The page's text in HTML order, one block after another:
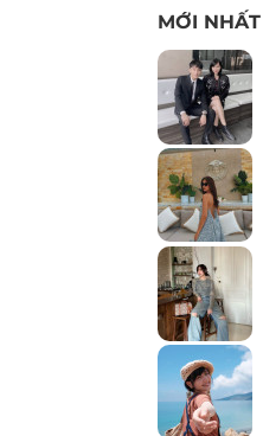
MỚI NHẤT